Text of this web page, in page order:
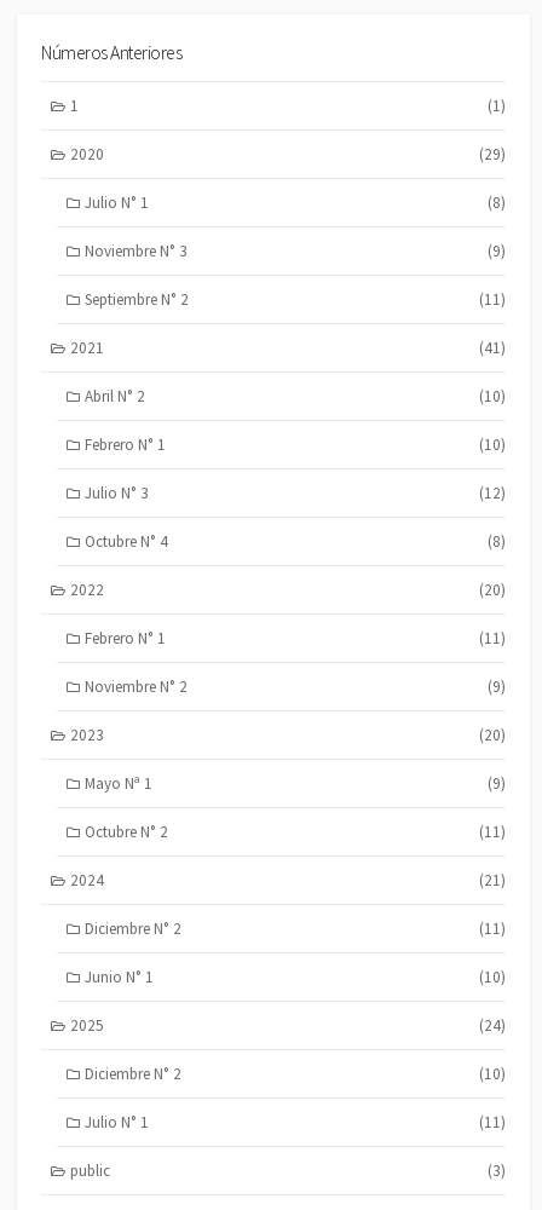
Números Anteriores
1 (1)
2020 (29)
Julio N° 1 (8)
Noviembre N° 3 (9)
Septiembre N° 2 (11)
2021 (41)
Abril N° 2 (10)
Febrero N° 1 (10)
Julio N° 3 (12)
Octubre N° 4 (8)
2022 (20)
Febrero N° 1 (11)
Noviembre N° 2 (9)
2023 (20)
Mayo Nª 1 (9)
Octubre N° 2 (11)
2024 (21)
Diciembre N° 2 (11)
Junio N° 1 (10)
2025 (24)
Diciembre N° 2 (10)
Julio N° 1 (11)
public (3)